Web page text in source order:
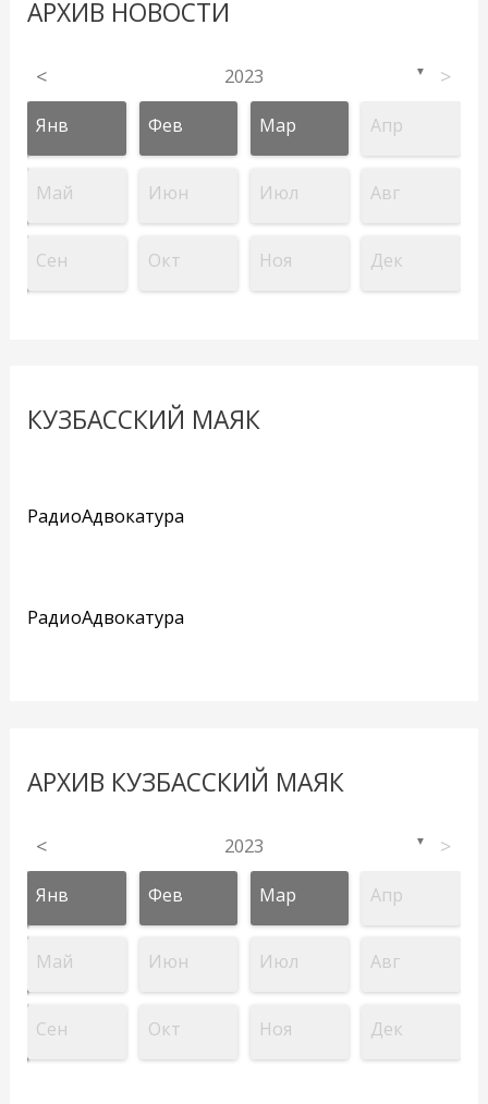
АРХИВ НОВОСТИ
< 2023 ▼ >
Янв Фев Мар Апр
Май Июн Июл Авг
Сен Окт Ноя Дек
КУЗБАССКИЙ МАЯК
РадиоАдвокатура
РадиоАдвокатура
АРХИВ КУЗБАССКИЙ МАЯК
< 2023 ▼ >
Янв Фев Мар Апр
Май Июн Июл Авг
Сен Окт Ноя Дек